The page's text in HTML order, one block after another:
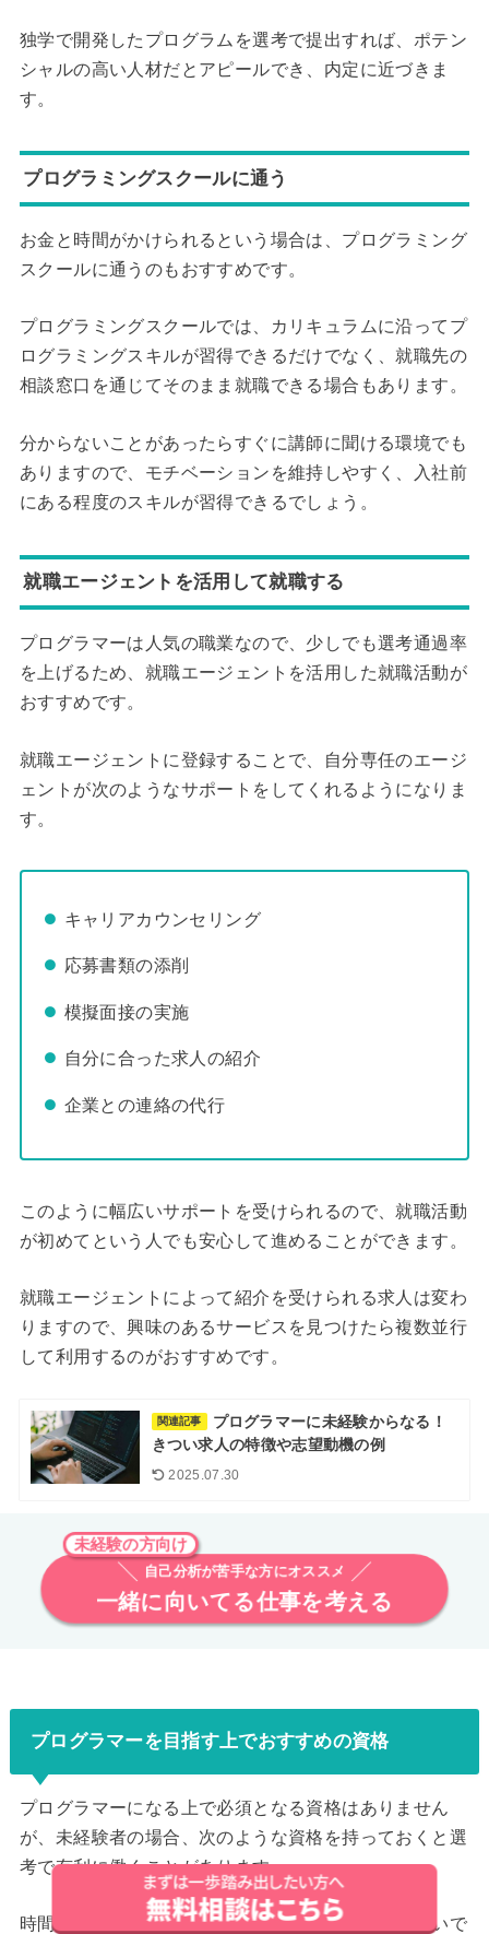
独学で開発したプログラムを選考で提出すれば、ポテン
シャルの高い人材だとアピールでき、内定に近づきま
す。
プログラミングスクールに通う
お金と時間がかけられるという場合は、プログラミング
スクールに通うのもおすすめです。
プログラミングスクールでは、カリキュラムに沿ってプ
ログラミングスキルが習得できるだけでなく、就職先の
相談窓口を通じてそのまま就職できる場合もあります。
分からないことがあったらすぐに講師に聞ける環境でも
ありますので、モチベーションを維持しやすく、入社前
にある程度のスキルが習得できるでしょう。
就職エージェントを活用して就職する
プログラマーは人気の職業なので、少しでも選考通過率
を上げるため、就職エージェントを活用した就職活動が
おすすめです。
就職エージェントに登録することで、自分専任のエージ
ェントが次のようなサポートをしてくれるようになりま
す。
キャリアカウンセリング
応募書類の添削
模擬面接の実施
自分に合った求人の紹介
企業との連絡の代行
このように幅広いサポートを受けられるので、就職活動
が初めてという人でも安心して進めることができます。
就職エージェントによって紹介を受けられる求人は変わ
りますので、興味のあるサービスを見つけたら複数並行
して利用するのがおすすめです。
関連記事
プログラマーに未経験からなる！
きつい求人の特徴や志望動機の例
2025.07.30
未経験の方向け
自己分析が苦手な方にオススメ
一緒に向いてる仕事を考える
プログラマーを目指す上でおすすめの資格
プログラマーになる上で必須となる資格はありません
が、未経験者の場合、次のような資格を持っておくと選
考で有利に働くことがあります。
時間に余裕があれば、資格取得も検討してみると良いで